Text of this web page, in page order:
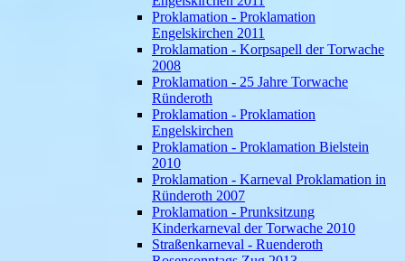
Proklamation - Proklamation
Engelskirchen 2011
Proklamation - Korpsapell der Torwache
2008
Proklamation - 25 Jahre Torwache
Ründeroth
Proklamation - Proklamation
Engelskirchen
Proklamation - Proklamation Bielstein
2010
Proklamation - Karneval Proklamation in
Ründeroth 2007
Proklamation - Prunksitzung
Kinderkarneval der Torwache 2010
Straßenkarneval - Ruenderoth